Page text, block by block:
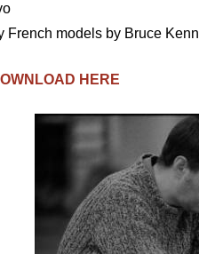
French models by Bruce
HERE